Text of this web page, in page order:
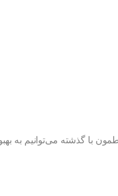
با گذشته می‌توانیم به